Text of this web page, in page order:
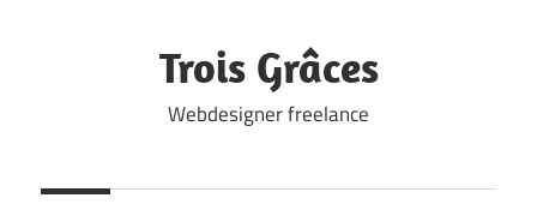
Trois Grâces
Webdesigner freelance